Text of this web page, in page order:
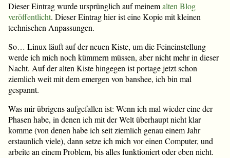
Dieser Eintrag wurde ursprünglich auf meinemalten Blog
veröffentlicht. Dieser Eintrag hier ist eine Kopie mit kleinen
technischen Anpassungen.
So… Linux läuft auf der neuen Kiste, um die Feineinstellung
werde ich mich noch kümmern müssen, aber nicht mehr in dieser
Nacht. Auf der alten Kiste hingegen ist portage jetzt schon
ziemlich weit mit dem emergen von banshee, ich bin mal
gespannt.
Was mir übrigens aufgefallen ist: Wenn ich mal wieder eine der
Phasen habe, in denen ich mit der Welt überhaupt nicht klar
komme (von denen habe ich seit ziemlich genau einem Jahr
erstaunlich viele), dann setze ich mich vor einen Computer, und
arbeite an einem Problem, bis alles funktioniert oder eben nicht.